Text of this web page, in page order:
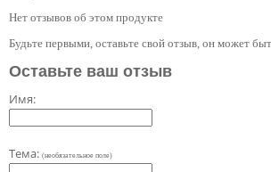
Нет отзывов об этом продукте
Будьте первыми, оставьте свой отзыв, он может
Оставьте ваш отзыв
Имя:
Тема: (необязательное поле)